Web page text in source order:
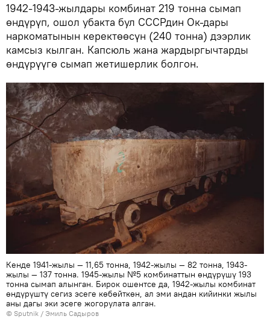
1942-1943-жылдары комбинат 219 тонна сымап
өндүрүп, ошол убакта бул СССРдин Ок-дары
наркоматынын керектөөсүн (240 тонна) дээрлик
камсыз кылган. Капсюль жана жардыргычтарды
өндүрүүгө сымап жетишерлик болгон.
Кенде 1941-жылы — 11,65 тонна, 1942-жылы — 82 тонна, 1943-
жылы — 137 тонна. 1945-жылы №5 комбинаттын өндүрүшү 193
тонна сымап алынган. Бирок ошентсе да, 1942-жылы комбинат
өндүрүштү сегиз эсеге көбөйткөн, ал эми андан кийинки жылы
аны дагы эки эсеге жогорулата алган.
© Sputnik / Эмиль Садыров